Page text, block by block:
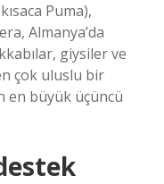
Puma),
Almanya’da
giysiler ve
çok uluslu bir
en büyük üçüncü